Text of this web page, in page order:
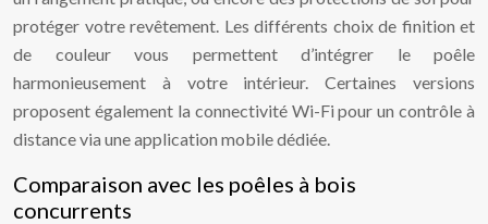
protéger votre revêtement. Les différents choix de finition et
de couleur vous permettent d’intégrer le poêle
harmonieusement à votre intérieur. Certaines versions
proposent également la connectivité Wi-Fi pour un contrôle à
distance via une application mobile dédiée.
Comparaison avec les poêles à bois
concurrents